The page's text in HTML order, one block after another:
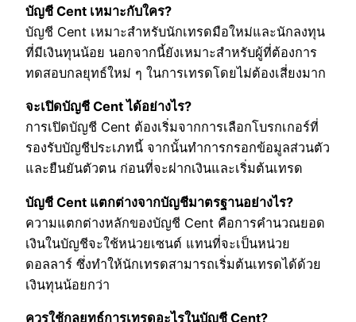
บัญชี Cent เหมาะกับใคร?
บัญชี Cent เหมาะสำหรับนักเทรดมือใหม่และนักลงทุน
ที่มีเงินทุนน้อย นอกจากนี้ยังเหมาะสำหรับผู้ที่ต้องการ
ทดสอบกลยุทธ์ใหม่ ๆ ในการเทรดโดยไม่ต้องเสี่ยงมาก
จะเปิดบัญชี Cent ได้อย่างไร?
การเปิดบัญชี Cent ต้องเริ่มจากการเลือกโบรกเกอร์ที่
รองรับบัญชีประเภทนี้ จากนั้นทำการกรอกข้อมูลส่วนตัว
และยืนยันตัวตน ก่อนที่จะฝากเงินและเริ่มต้นเทรด
บัญชี Cent แตกต่างจากบัญชีมาตรฐานอย่างไร?
ความแตกต่างหลักของบัญชี Cent คือการคำนวณยอด
เงินในบัญชีจะใช้หน่วยเซนต์ แทนที่จะเป็นหน่วย
ดอลลาร์ ซึ่งทำให้นักเทรดสามารถเริ่มต้นเทรดได้ด้วย
เงินทุนน้อยกว่า
ควรใช้กลยุทธ์การเทรดอะไรในบัญชี Cent?